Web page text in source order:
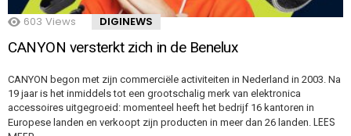
603 Views DIGINEWS
CANYON versterkt zich in de Benelux
CANYON begon met zijn commerciële activiteiten in Nederland in 2003. Na
19 jaar is het inmiddels tot een grootschalig merk van elektronica
accessoires uitgegroeid: momenteel heeft het bedrijf 16 kantoren in
Europese landen en verkoopt zijn producten in meer dan 26 landen. LEES